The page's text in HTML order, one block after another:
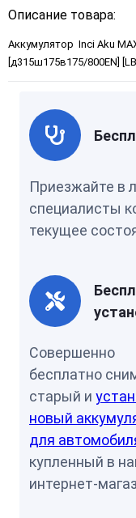
Описание товара:
Аккумулятор Inci Aku
[д315ш175в175/800EN]
Приезжайте в
специалисты
текущее
Совершенно
бесплатно
старый и
новый
для
купленный в
интернет-